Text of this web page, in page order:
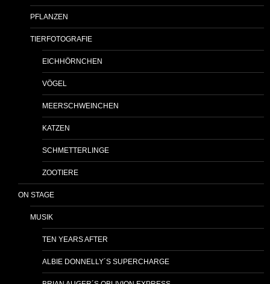
PFLANZEN
TIERFOTOGRAFIE
EICHHÖRNCHEN
VÖGEL
MEERSCHWEINCHEN
KATZEN
SCHMETTERLINGE
ZOOTIERE
ON STAGE
MUSIK
TEN YEARS AFTER
ALBIE DONNELLY´S SUPERCHARGE